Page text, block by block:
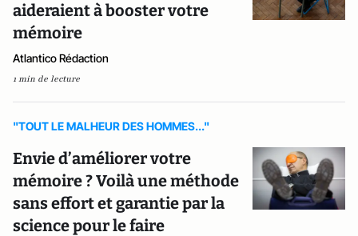
aideraient à booster votre
mémoire
Atlantico Rédaction
1 min de lecture
"TOUT LE MALHEUR DES HOMMES..."
Envie d’améliorer votre
mémoire ? Voilà une méthode
sans effort et garantie par la
science pour le faire